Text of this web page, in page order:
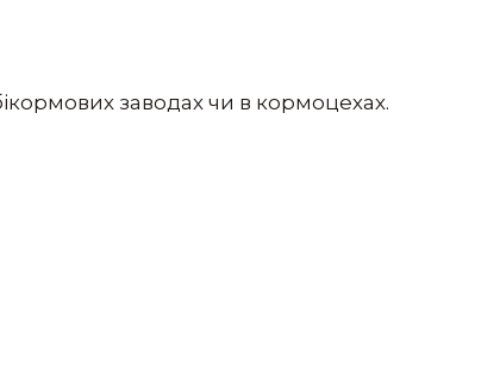
заводах чи в кормоцехах.